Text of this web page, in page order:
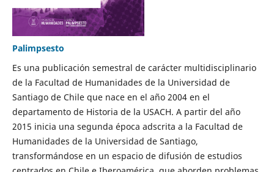
Palimpsesto
Es una publicación semestral de carácter multidisciplinario
de la Facultad de Humanidades de la Universidad de
Santiago de Chile que nace en el año 2004 en el
departamento de Historia de la USACH. A partir del año
2015 inicia una segunda época adscrita a la Facultad de
Humanidades de la Universidad de Santiago,
transformándose en un espacio de difusión de estudios